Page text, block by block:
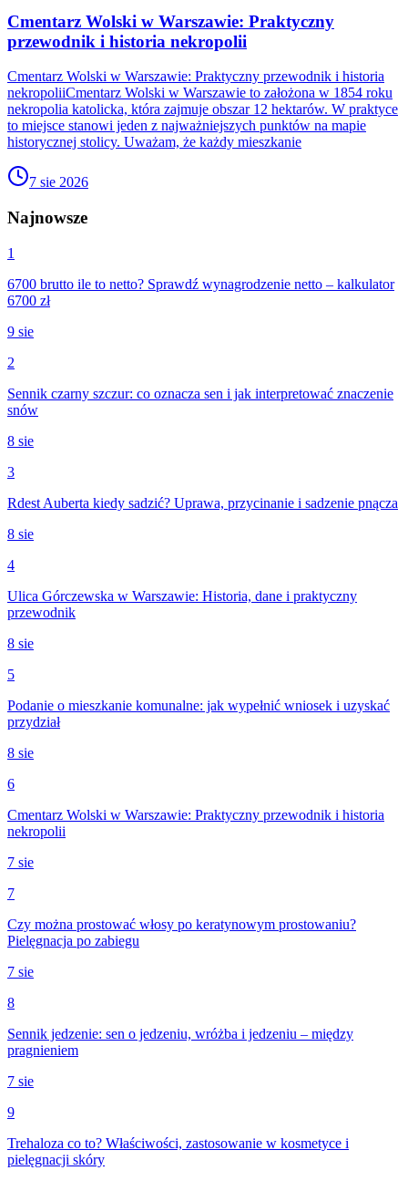
Cmentarz Wolski w Warszawie: Praktyczny
przewodnik i historia nekropolii
Cmentarz Wolski w Warszawie: Praktyczny przewodnik i historia
nekropoliiCmentarz Wolski w Warszawie to założona w 1854 roku
nekropolia katolicka, która zajmuje obszar 12 hektarów. W praktyce
to miejsce stanowi jeden z najważniejszych punktów na mapie
historycznej stolicy. Uważam, że każdy mieszkanie
7 sie 2026
Najnowsze
1
6700 brutto ile to netto? Sprawdź wynagrodzenie netto – kalkulator
6700 zł
9 sie
2
Sennik czarny szczur: co oznacza sen i jak interpretować znaczenie
snów
8 sie
3
Rdest Auberta kiedy sadzić? Uprawa, przycinanie i sadzenie pnącza
8 sie
4
Ulica Górczewska w Warszawie: Historia, dane i praktyczny
przewodnik
8 sie
5
Podanie o mieszkanie komunalne: jak wypełnić wniosek i uzyskać
przydział
8 sie
6
Cmentarz Wolski w Warszawie: Praktyczny przewodnik i historia
nekropolii
7 sie
7
Czy można prostować włosy po keratynowym prostowaniu?
Pielęgnacja po zabiegu
7 sie
8
Sennik jedzenie: sen o jedzeniu, wróżba i jedzeniu – między
pragnieniem
7 sie
9
Trehaloza co to? Właściwości, zastosowanie w kosmetyce i
pielęgnacji skóry